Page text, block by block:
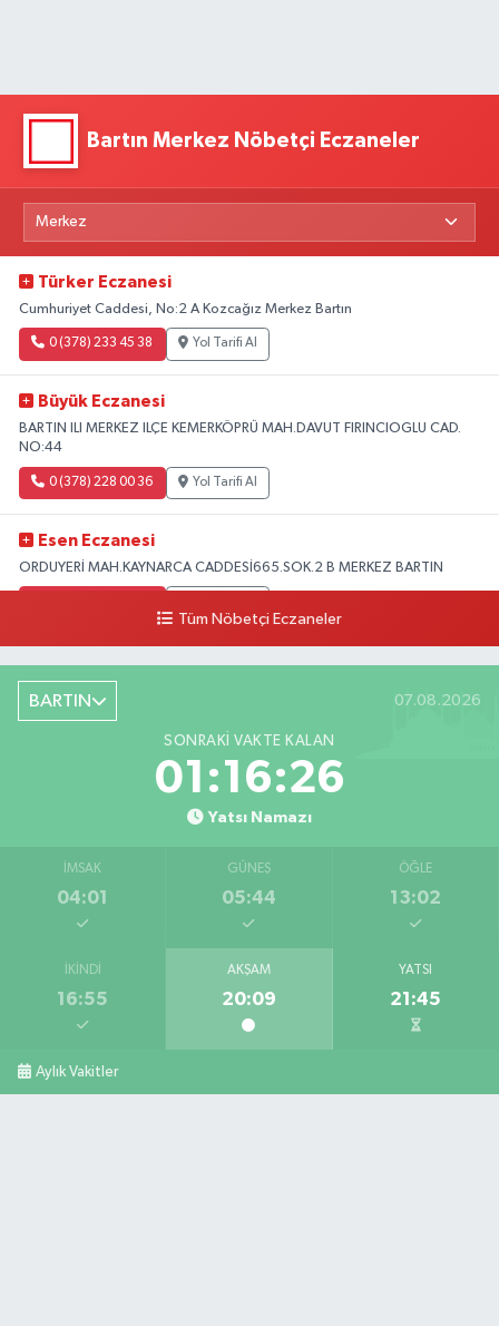
Bartın Merkez Nöbetçi Eczaneler
Türker Eczanesi
Cumhuriyet Caddesi, No:2 A Kozcağız Merkez Bartın
0 (378) 233 45 38 Yol Tarifi Al
Büyük Eczanesi
BARTIN ILI MERKEZ ILÇE KEMERKÖPRÜ MAH.DAVUT FIRINCIOGLU CAD.
NO:44
0 (378) 228 00 36 Yol Tarifi Al
Esen Eczanesi
ORDUYERİ MAH.KAYNARCA CADDESİ665.SOK.2 B MERKEZ BARTIN
0 (378) 227 85 45
Tüm Nöbetçi Eczaneler
BARTIN 07.08.2026
SONRAKI VAKTE KALAN
01:16:25
Yatsı Namazı
İMSAK
04:01
GÜNEŞ
05:44
ÖĞLE
13:02
İKINDI
16:55
AKŞAM
20:09
YATSI
21:45
Aylık Vakitler